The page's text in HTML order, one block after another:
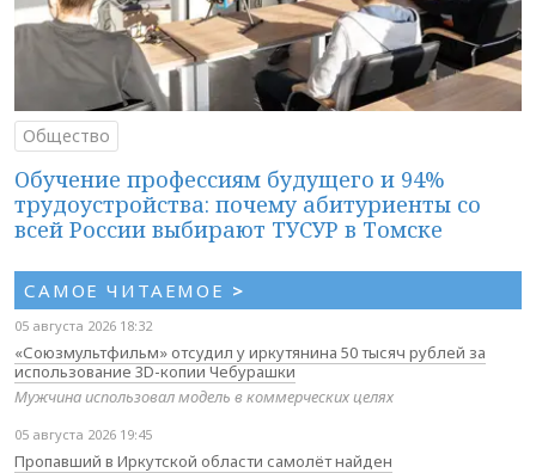
Общество
Обучение профессиям будущего и 94%
трудоустройства: почему абитуриенты со
всей России выбирают ТУСУР в Томске
САМОЕ ЧИТАЕМОЕ >
05 августа 2026 18:32
«Союзмультфильм» отсудил у иркутянина 50 тысяч рублей за
использование 3D-копии Чебурашки
Мужчина использовал модель в коммерческих целях
05 августа 2026 19:45
Пропавший в Иркутской области самолёт найден